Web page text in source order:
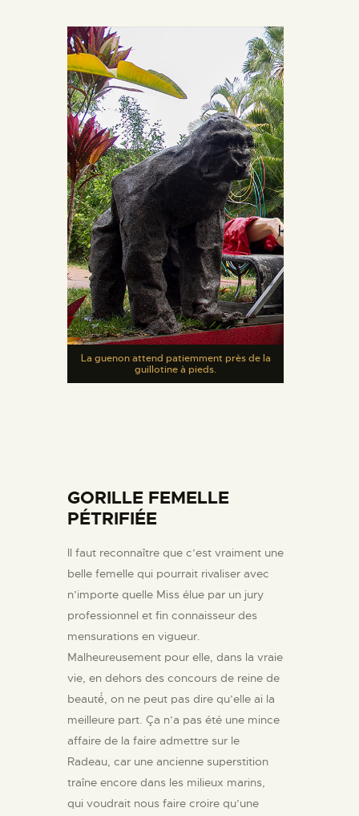
La guenon attend patiemment près de la
guillotine à pieds.
GORILLE FEMELLE
PÉTRIFIÉE
Il faut reconnaître que c’est vraiment une
belle femelle qui pourrait rivaliser avec
n’importe quelle Miss élue par un jury
professionnel et fin connaisseur des
mensurations en vigueur.
Malheureusement pour elle, dans la vraie
vie, en dehors des concours de reine de
beauté́, on ne peut pas dire qu’elle ai la
meilleure part. Ça n’a pas été une mince
affaire de la faire admettre sur le
Radeau, car une ancienne superstition
traîne encore dans les milieux marins,
qui voudrait nous faire croire qu’une